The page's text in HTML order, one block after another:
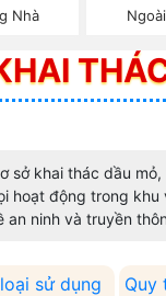
Nhà
sở khai thác dầu
hoạt động trong
ninh và truyền
sử dụng
Quy